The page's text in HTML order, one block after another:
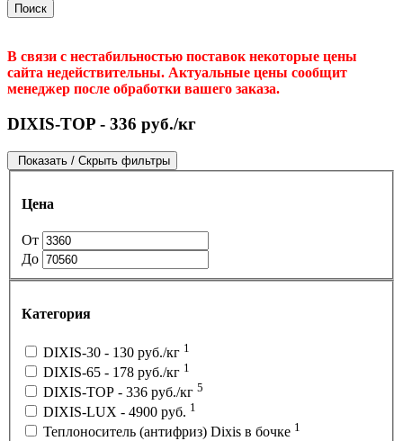
Поиск
В связи с нестабильностью поставок некоторые цены
сайта недействительны. Актуальные цены сообщит
менеджер после обработки вашего заказа.
DIXIS-ТОP - 336 руб./кг
Показать / Скрыть фильтры
Цена
От
До
Категория
DIXIS-30 - 130 руб./кг 1
DIXIS-65 - 178 руб./кг 1
DIXIS-ТОP - 336 руб./кг 5
DIXIS-LUX - 4900 руб. 1
Теплоноситель (антифриз) Dixis в бочке 1